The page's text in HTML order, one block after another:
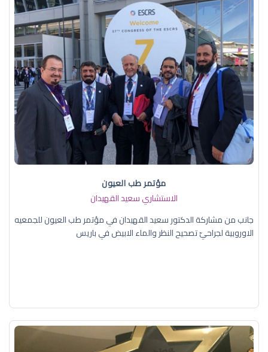
مؤتمر طب العيون
الاستشاري سعيد القهيدان
جانب من مشاركة الدكتور سعيد القهيدان في مؤتمر طب العيون للجمعيه
الاوروبية لجراحيّ تصحيح النظر والماء الابيض في باريس